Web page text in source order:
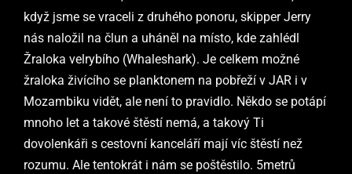
když jsme se vraceli z druhého ponoru, skipper Jerry
nás naložil na člun a uháněl na místo, kde zahlédl
Žraloka velrybího (Whaleshark). Je celkem možné
žraloka živícího se planktonem na pobřeží v JAR i v
Mozambiku vidět, ale není to pravidlo. Někdo se potápí
mnoho let a takové štěstí nemá, a takový Ti
dovolenkáři s cestovní kanceláří mají víc štěstí než
rozumu. Ale tentokrát i nám se poštěstilo. 5metrů